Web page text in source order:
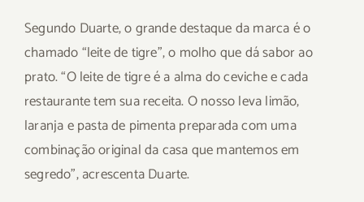
Segundo Duarte, o grande destaque da marca é o
chamado “leite de tigre”, o molho que dá sabor ao
prato. “O leite de tigre é a alma do ceviche e cada
restaurante tem sua receita. O nosso leva limão,
laranja e pasta de pimenta preparada com uma
combinação original da casa que mantemos em
segredo”, acrescenta Duarte.